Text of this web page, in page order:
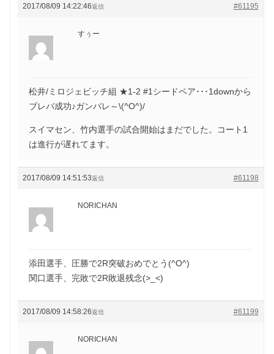
2017/08/09 14:22:46 #61195
返信
すぅー
松井/ミロジェビッチ組 ★1-2 #1シードペア･･･1downから
ブレバ成功♪ガンバレ～\(^O^)/
スイマセン、竹内選手の試合開始はまだでした。コート1
は進行が遅れてます。
2017/08/09 14:51:53 #61198
返信
NORICHAN
添田選手、圧勝で2R突破おめでとう(^O^)
関口選手、完敗で2R敗退残念(>_<)
2017/08/09 14:58:26 #61199
返信
NORICHAN